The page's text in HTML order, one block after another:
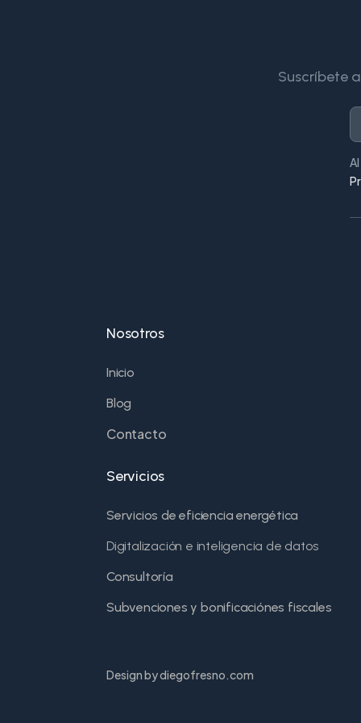
Suscríbete
Nosotros
Inicio
Blog
Contacto
Servicios
Servicios de eficiencia energética
Digitalización e inteligencia de datos
Consultoría
Subvenciones y bonificaciónes fiscales
Design by diegofresno.com